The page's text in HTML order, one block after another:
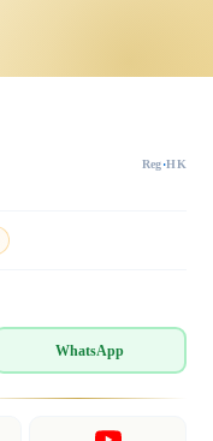
Reg·HK
WhatsApp